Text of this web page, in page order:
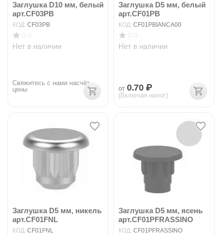
Заглушка D10 мм, белый
арт.CF03PB
КОД: CF03PB
Нет в наличии
Свяжитесь с нами насчёт
цены
Заглушка D5 мм, белый
арт.CF01PB
КОД: CF01PBIANCA00
Нет в наличии
от 0.70 ₽
(Включая налог)
Заглушка D5 мм, никель
арт.CF01FNL
КОД: CF01FNL
Заглушка D5 мм, ясень
арт.CF01PFRASSINO
КОД: CF01PFRASSINO